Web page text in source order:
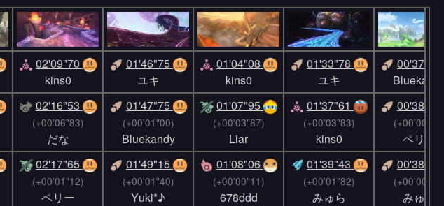
02'09"70
kins0
01'46"75
ユキ
01'04"08
kins0
01'33"78
ユキ
00'37"93
02'16"53
(+00'06"83)
だな
01'47"75
(+00'01"00)
Bluekandy
01'07"95
(+00'03"87)
Liar
01'37"61
(+00'03"83)
kins0
00'38"21
ペリー
02'17"65
(+00'01"12)
ペリー
01'49"15
(+00'01"40)
Υuki*♪
01'08"06
(+00'00"11)
678ddd
01'39"43
(+00'01"82)
みゅら
00'38"23
みゅら